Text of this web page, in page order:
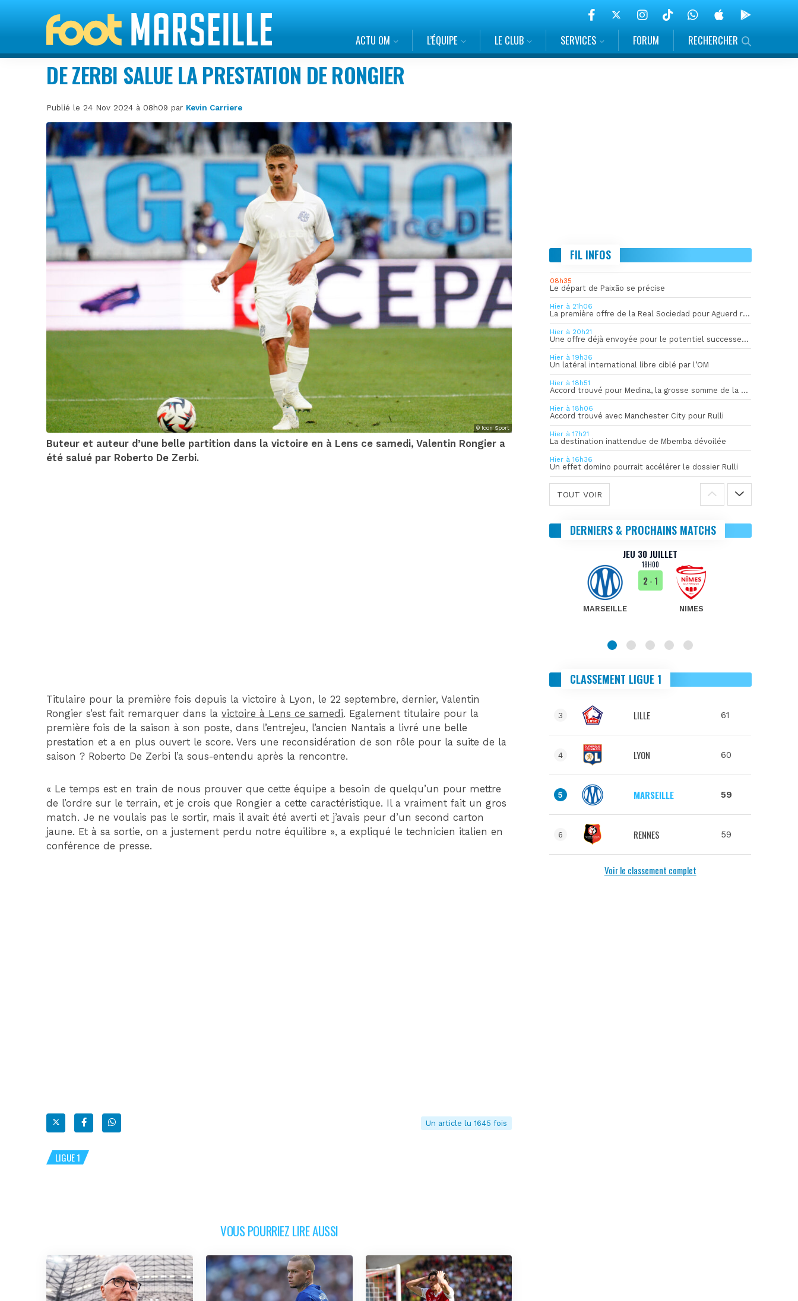
ACTU OM L’ÉQUIPE LE CLUB SERVICES FORUM RECHERCHER
DE ZERBI SALUE LA PRESTATION DE RONGIER
Publié le 24 Nov 2024 à 08h09 par Kevin Carriere
© Icon Sport
Buteur et auteur d’une belle partition dans la victoire en à Lens ce samedi, Valentin Rongier a
été salué par Roberto De Zerbi.
Titulaire pour la première fois depuis la victoire à Lyon, le 22 septembre, dernier, Valentin
Rongier s’est fait remarquer dans lavictoire à Lens ce samedi. Egalement titulaire pour la
première fois de la saison à son poste, dans l’entrejeu, l’ancien Nantais a livré une belle
prestation et a en plus ouvert le score. Vers une reconsidération de son rôle pour la suite de la
saison ? Roberto De Zerbi l’a sous-entendu après la rencontre.
« Le temps est en train de nous prouver que cette équipe a besoin de quelqu’un pour mettre
de l’ordre sur le terrain, et je crois que Rongier a cette caractéristique. Il a vraiment fait un gros
match. Je ne voulais pas le sortir, mais il avait été averti et j’avais peur d’un second carton
jaune. Et à sa sortie, on a justement perdu notre équilibre », a expliqué le technicien italien en
conférence de presse.
Un article lu 1645 fois
LIGUE 1
VOUS POURRIEZ LIRE AUSSI
FIL INFOS
08h35
Le départ de Paixão se précise
Hier à 21h06
La première offre de la Real Sociedad pour Aguerd refusée par l’OM
Hier à 20h21
Une offre déjà envoyée pour le potentiel successeur de Rulli
Hier à 19h36
Un latéral international libre ciblé par l’OM
Hier à 18h51
Accord trouvé pour Medina, la grosse somme de la vente dévoilée
Hier à 18h06
Accord trouvé avec Manchester City pour Rulli
Hier à 17h21
La destination inattendue de Mbemba dévoilée
Hier à 16h36
Un effet domino pourrait accélérer le dossier Rulli
TOUT VOIR
DERNIERS & PROCHAINS MATCHS
JEU 30 JUILLET
18H00
MARSEILLE
2- 1
NIMES
CLASSEMENT LIGUE 1
3 LILLE 61
4 LYON 60
5 MARSEILLE 59
6 RENNES 59
Voir le classement complet